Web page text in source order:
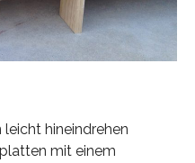
hineindrehen
mit einem